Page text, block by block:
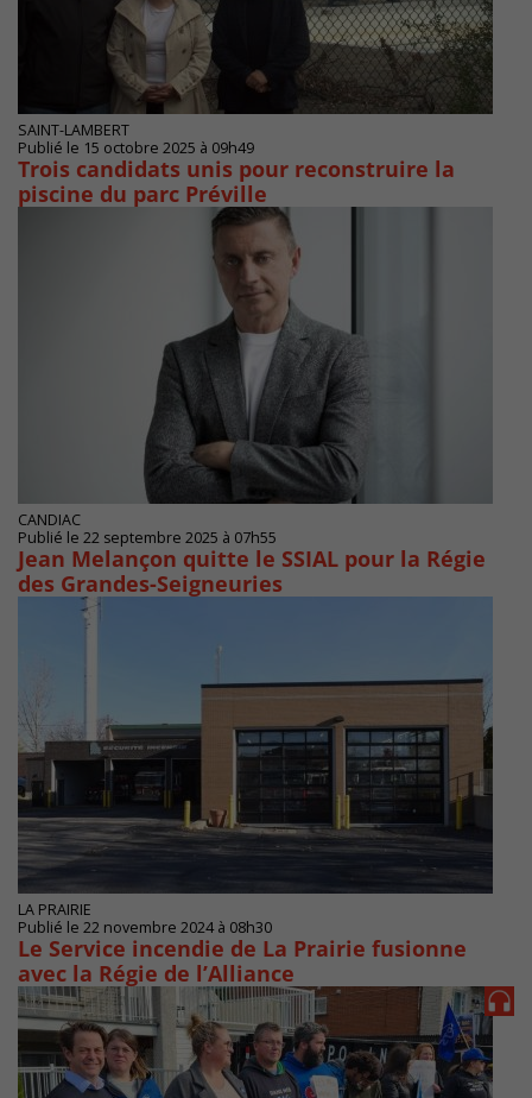
SAINT-LAMBERT
Publié le 15 octobre 2025 à 09h49
Trois candidats unis pour reconstruire la
piscine du parc Préville
CANDIAC
Publié le 22 septembre 2025 à 07h55
Jean Melançon quitte le SSIAL pour la Régie
des Grandes-Seigneuries
LA PRAIRIE
Publié le 22 novembre 2024 à 08h30
Le Service incendie de La Prairie fusionne
avec la Régie de l’Alliance